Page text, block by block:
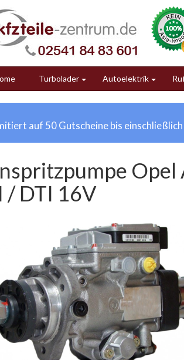
Turbolader Autoelektrik
auf 50 Gutscheine bis
Opel
/ DTI 16V